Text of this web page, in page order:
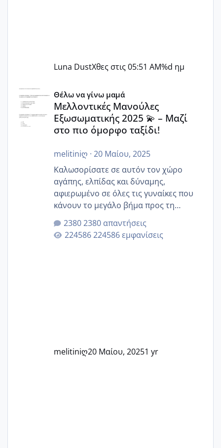
Luna DustΧθες στις 05:51 AM%d ημ
Μελλοντικές Μανούλες Εξωσωματικής 2025 💫 – Μαζί
Θέλω να γίνω μαμά
Μελλοντικές Μανούλες
Εξωσωματικής 2025 💫 – Μαζί
στο πιο όμορφο ταξίδι!
melitiniღ · 20 Μαίου, 2025
Καλωσορίσατε σε αυτόν τον χώρο
αγάπης, ελπίδας και δύναμης,
αφιερωμένο σε όλες τις γυναίκες που
κάνουν το μεγάλο βήμα προς τη
μητρότητα μέσω εξωσωματικής το 2025.
Εδώ θα μοιραστούμε αγωνίες, χαρές,
εμπειρίες και κάθε μικρή ή μεγάλη
2380 απαντήσεις
224586 εμφανίσεις
melitiniღ20 Μαίου, 20251 yr